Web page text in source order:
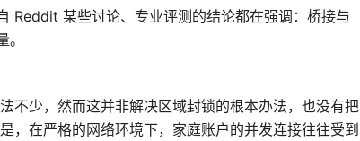
Reddit 某些讨论、专业评测的结论都在强调：桥接与
不少，然而这并非解决区域封锁的根本办法，也没有把
，在严格的网络环境下，家庭账户的并发连接往往受到